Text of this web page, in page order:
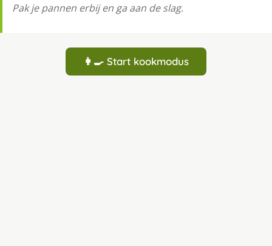
Pak je pannen erbij en ga aan de slag.
👩‍🍳 Start kookmodus